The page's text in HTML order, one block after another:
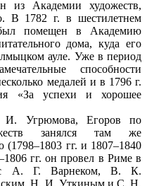
из Академии художеств,
В 1782 г. в шестилетнем
был помещен в Академию
дома, куда его
ауле. Уже в период
способности
медалей и в 1796 г.
«За успехи и хорошее
Угрюмова, Егоров по
занялся там же
(1798–1803 гг. и 1807–1840
гг. он провел в Риме в
с А. Г. Варнеком, В. К.
Н. И. Уткиным и С. Н.